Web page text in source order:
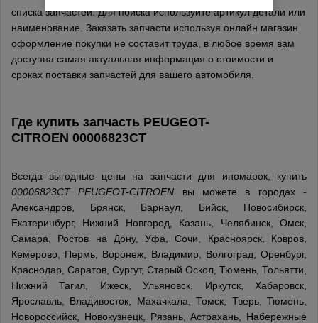
списка запчастей. Для поиска используйте артикул детали или
наименование. Заказать запчасти используя онлайн магазин
оформление покупки не составит труда, в любое время вам
доступна самая актуальная информация о стоимости и
сроках поставки запчастей для вашего автомобиля.
Где купить запчасть PEUGEOT-
CITROEN 00006823CT
Всегда выгодные цены на запчасти для иномарок, купить
00006823CT PEUGEOT-CITROEN вы можете в городах -
Александров, Брянск, Барнаул, Бийск, Новосибирск,
Екатеринбург, Нижний Новгород, Казань, Челябинск, Омск,
Самара, Ростов на Дону, Уфа, Сочи, Красноярск, Ковров,
Кемерово, Пермь, Воронеж, Владимир, Волгоград, Оренбург,
Краснодар, Саратов, Сургут, Старый Оскол, Тюмень, Тольятти,
Нижний Тагил, Ижеск, Ульяновск, Иркутск, Хабаровск,
Ярославль, Владивосток, Махачкала, Томск, Тверь, Тюмень,
Новороссийск, Новокузнецк, Рязань, Астрахань, Набережные